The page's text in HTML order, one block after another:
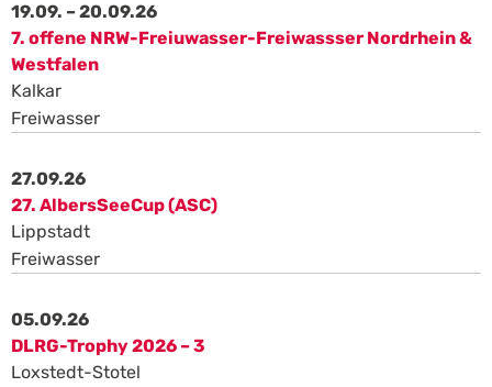
19.09. – 20.09.26
7. offene NRW-Freiuwasser-Freiwassser Nordrhein &
Westfalen
Kalkar
Freiwasser
27.09.26
27. AlbersSeeCup (ASC)
Lippstadt
Freiwasser
05.09.26
DLRG-Trophy 2026 – 3
Loxstedt-Stotel